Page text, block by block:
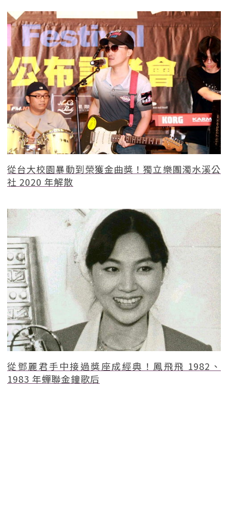
從台大校園暴動到榮獲金曲獎！獨立樂團濁水溪公
社 2020 年解散
從鄧麗君手中接過獎座成經典！鳳飛飛 1982、
1983 年蟬聯金鐘歌后